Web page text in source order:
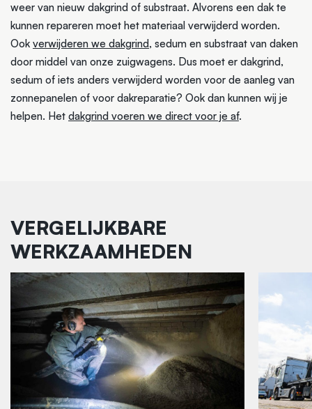
weer van nieuw dakgrind of substraat. Alvorens een dak te
kunnen repareren moet het materiaal verwijderd worden.
Ook verwijderen we dakgrind, sedum en substraat van daken
door middel van onze zuigwagens. Dus moet er dakgrind,
sedum of iets anders verwijderd worden voor de aanleg van
zonnepanelen of voor dakreparatie? Ook dan kunnen wij je
helpen. Het dakgrind voeren we direct voor je af.
VERGELIJKBARE
WERKZAAMHEDEN